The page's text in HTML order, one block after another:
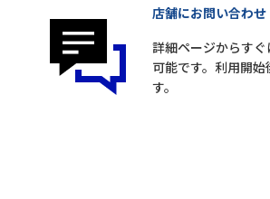
店舗にお問い合わせ
詳細ページからす
可能です。利用開
す。